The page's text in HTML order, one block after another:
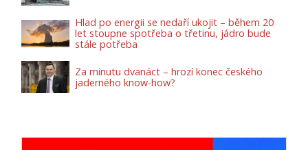
Hlad po energii se nedaří ukojit – během 20
let stoupne spotřeba o třetinu, jádro bude
stále potřeba
Za minutu dvanáct – hrozí konec českého
jaderného know-how?